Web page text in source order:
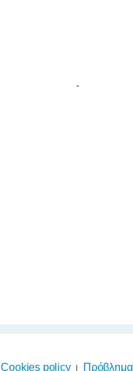
-
Cookies policy Πρόβλημα